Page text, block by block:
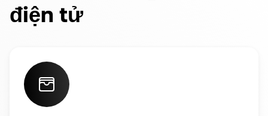
điện tử